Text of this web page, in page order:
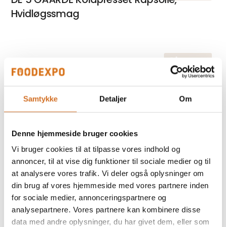
Samtykke Detaljer Om
Denne hjemmeside bruger cookies
Vi bruger cookies til at tilpasse vores indhold og
annoncer, til at vise dig funktioner til sociale medier og til
at analysere vores trafik. Vi deler også oplysninger om
din brug af vores hjemmeside med vores partnere inden
for sociale medier, annonceringspartnere og
analysepartnere. Vores partnere kan kombinere disse
data med andre oplysninger, du har givet dem, eller som
Hvidløgssmag
På messen
WALKERS Shortbread Fingers 32% Smør
På messen
Citronsmag
På messen
WALKERS Shortbread Rounds 35%
Smør